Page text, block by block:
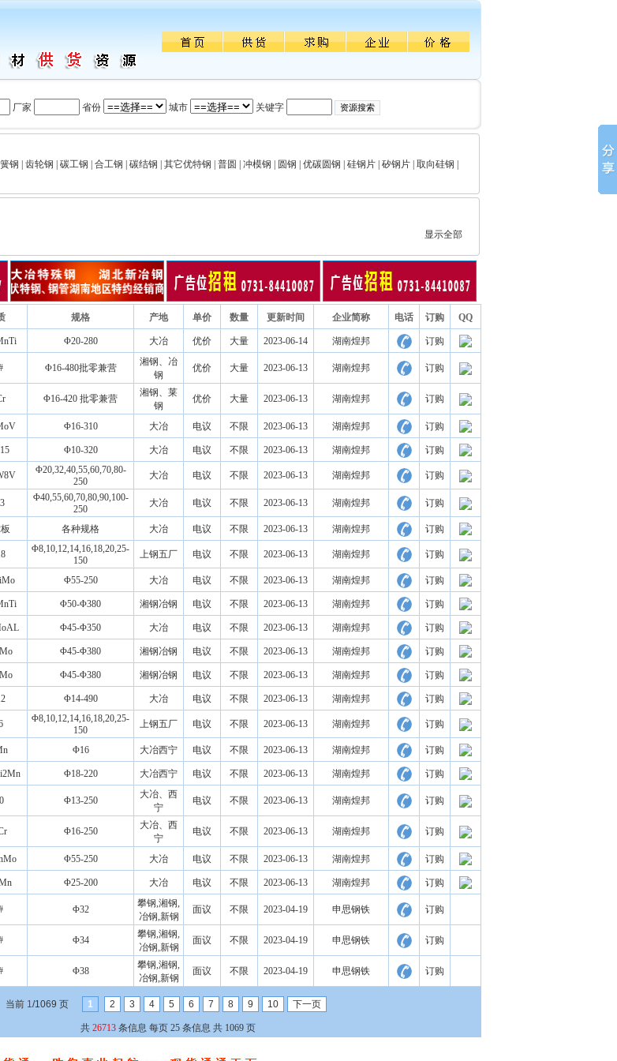
厂家 省份 城市 关键字
钢 齿轮钢 碳工钢 合工钢 碳结钢 其它优特钢 普圆 冲模钢 圆钢 优碳圆钢 硅钢片 矽钢片 取向硅钢
显示全部
规格 产地 单价 数量 更新时间 企业简称 电话 订购 QQ
Φ20-280 大冶 优价 大量 2023-06-14 湖南煌邦 订购
Φ16-480批零兼营
湘钢、冶
钢
优价 大量 2023-06-13 湖南煌邦 订购
Φ16-420 批零兼营
湘钢、莱
钢
优价 大量 2023-06-13 湖南煌邦 订购
Φ16-310 大冶 电议 不限 2023-06-13 湖南煌邦 订购
Φ10-320 大冶 电议 不限 2023-06-13 湖南煌邦 订购
Φ20,32,40,55,60,70,80-
250
大冶 电议 不限 2023-06-13 湖南煌邦 订购
Φ40,55,60,70,80,90,100-
250
大冶 电议 不限 2023-06-13 湖南煌邦 订购
各种规格 大冶 电议 不限 2023-06-13 湖南煌邦 订购
Φ8,10,12,14,16,18,20,25-
150
上钢五厂 电议 不限 2023-06-13 湖南煌邦 订购
Φ55-250 大冶 电议 不限 2023-06-13 湖南煌邦 订购
Φ50-Φ380 湘钢冶钢 电议 不限 2023-06-13 湖南煌邦 订购
Φ45-Φ350 大冶 电议 不限 2023-06-13 湖南煌邦 订购
Φ45-Φ380 湘钢冶钢 电议 不限 2023-06-13 湖南煌邦 订购
Φ45-Φ380 湘钢冶钢 电议 不限 2023-06-13 湖南煌邦 订购
Φ14-490 大冶 电议 不限 2023-06-13 湖南煌邦 订购
Φ8,10,12,14,16,18,20,25-
150
上钢五厂 电议 不限 2023-06-13 湖南煌邦 订购
Φ16 大冶西宁 电议 不限 2023-06-13 湖南煌邦 订购
Φ18-220 大冶西宁 电议 不限 2023-06-13 湖南煌邦 订购
Φ13-250
大冶、西
宁
电议 不限 2023-06-13 湖南煌邦 订购
Φ16-250
大冶、西
宁
电议 不限 2023-06-13 湖南煌邦 订购
Φ55-250 大冶 电议 不限 2023-06-13 湖南煌邦 订购
Φ25-200 大冶 电议 不限 2023-06-13 湖南煌邦 订购
Φ32
攀钢,湘钢,
冶钢,新钢
面议 不限 2023-04-19 申思钢铁 订购
Φ34
攀钢,湘钢,
冶钢,新钢
面议 不限 2023-04-19 申思钢铁 订购
Φ38
攀钢,湘钢,
冶钢,新钢
面议 不限 2023-04-19 申思钢铁 订购
当前 1/1069 页 1 2 3 4 5 6 7 8 9 10 下一页
共 26713 条信息 每页 25 条信息 共 1069 页